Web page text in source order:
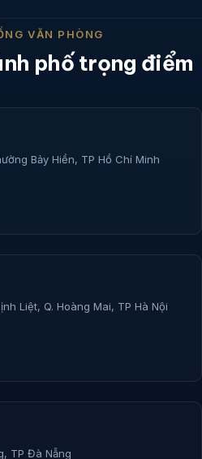
VĂN PHÒNG
phố trọng điểm
Bảy Hiền, TP Hồ Chí Minh
Liệt, Q. Hoàng Mai, TP Hà Nội
TP Đà Nẵng